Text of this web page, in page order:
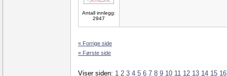
Antall innlegg:
2947
« Forrige side
« Første side
Viser siden: 1 2 3 4 5 6 7 8 9 10 11 12 13 14 15 16